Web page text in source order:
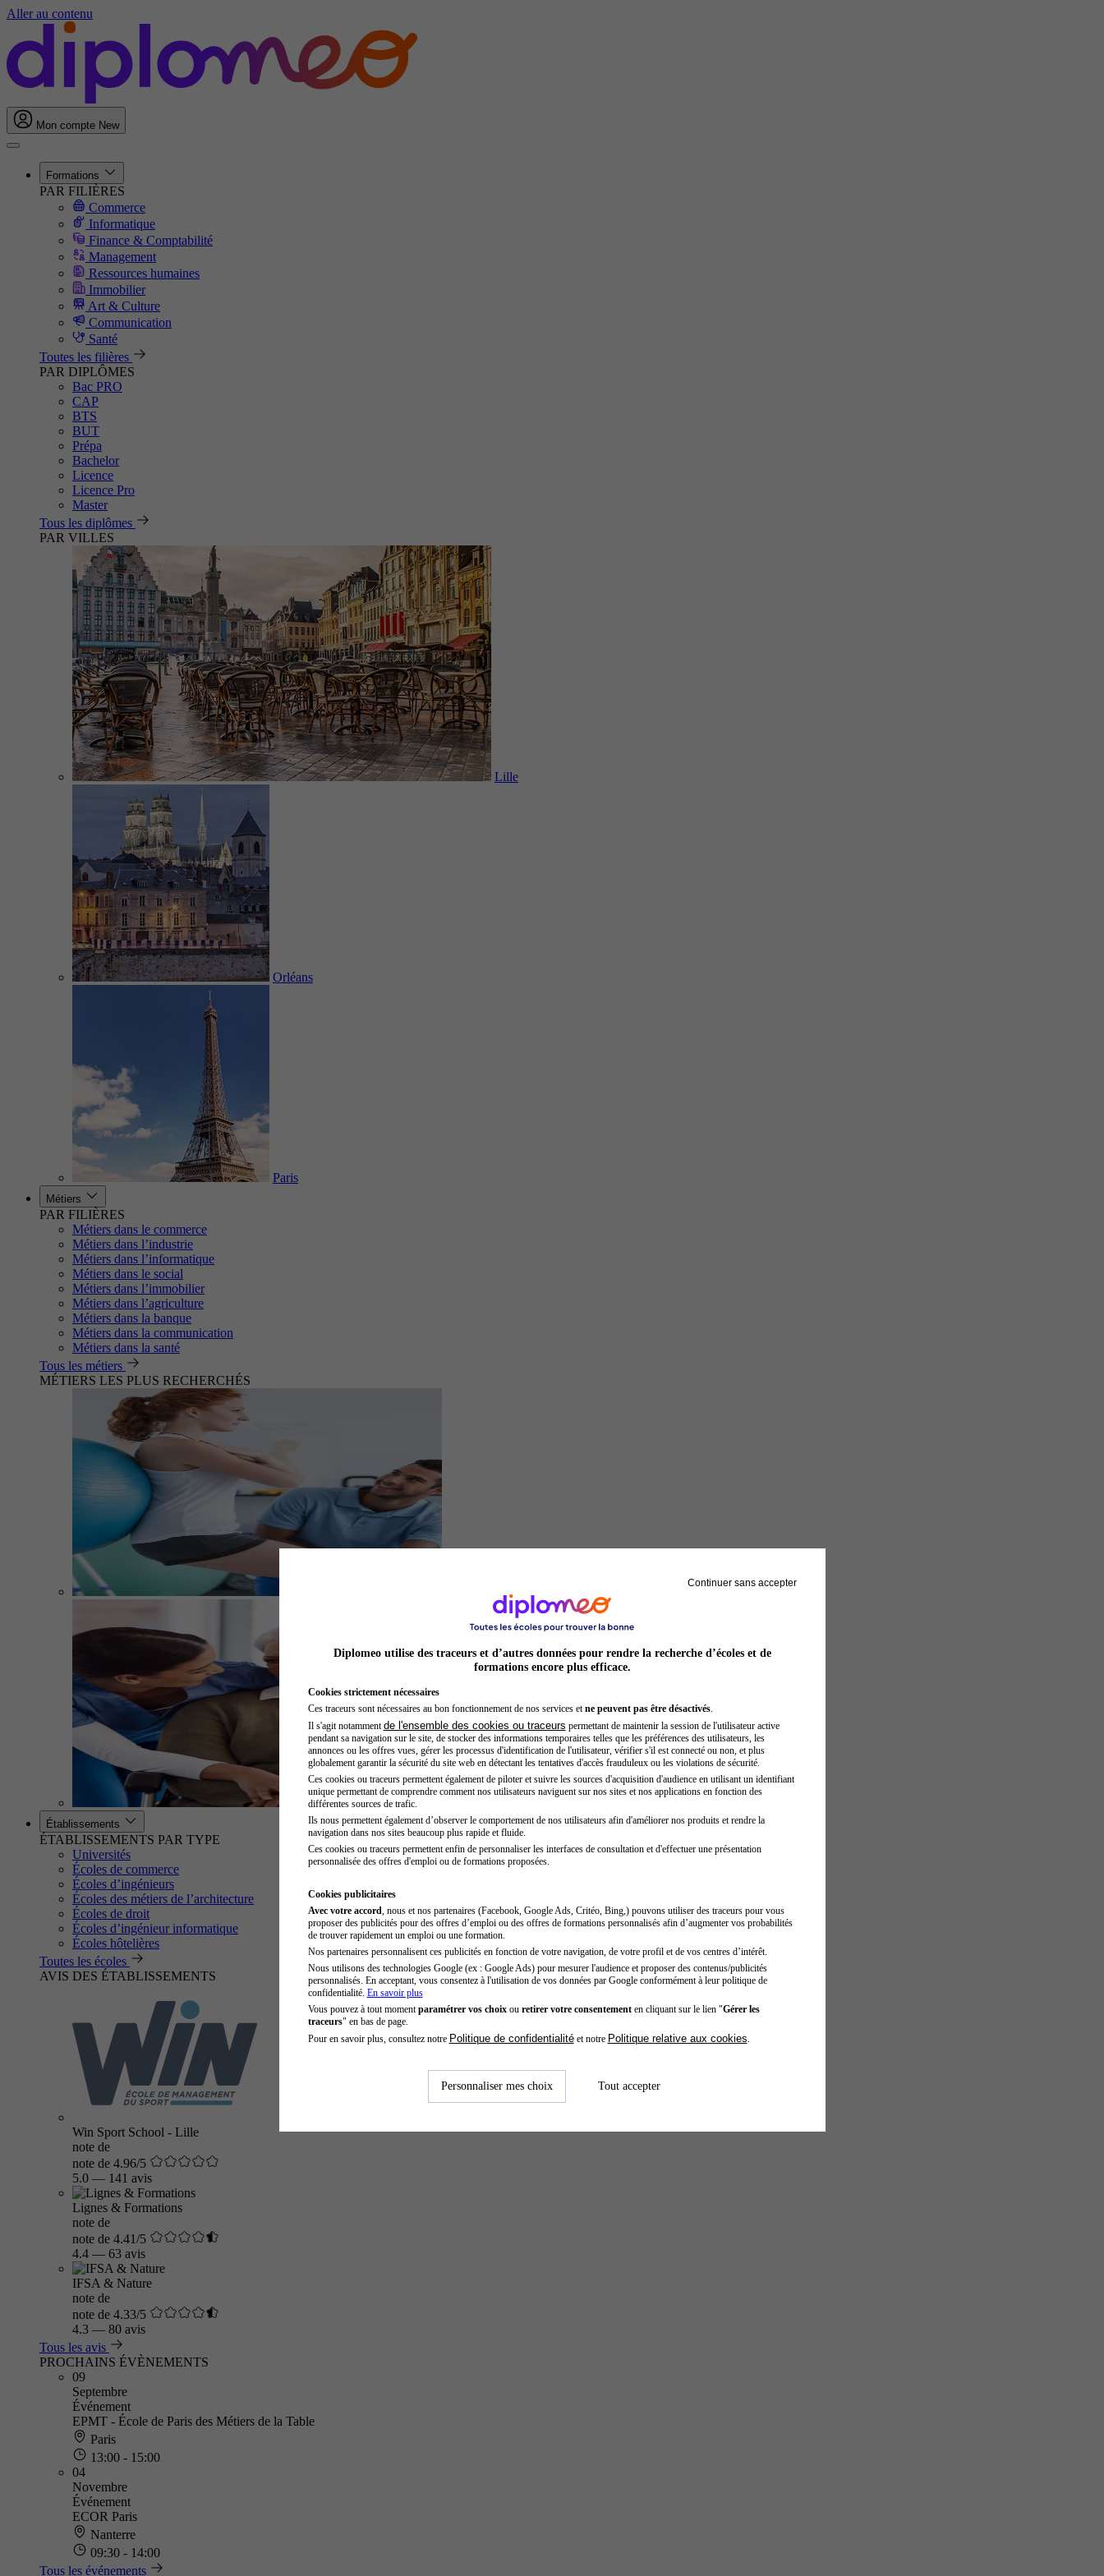
Aller au contenu
Mon compte New
Formations
PAR FILIÈRES
Commerce
Informatique
Finance & Comptabilité
Management
Ressources humaines
Immobilier
Art & Culture
Communication
Santé
Toutes les filières
PAR DIPLÔMES
Bac PRO
CAP
BTS
BUT
Prépa
Bachelor
Licence
Licence Pro
Master
Tous les diplômes
PAR VILLES
Lille
Orléans
Paris
Métiers
PAR FILIÈRES
Métiers dans le commerce
Métiers dans l’industrie
Métiers dans l’informatique
Métiers dans le social
Métiers dans l’immobilier
Métiers dans l’agriculture
Métiers dans la banque
Métiers dans la communication
Métiers dans la santé
Tous les métiers
MÉTIERS LES PLUS RECHERCHÉS
Kinésithérapeute sportif
Établissements
ÉTABLISSEMENTS PAR TYPE
Universités
Écoles de commerce
Écoles d’ingénieurs
Écoles des métiers de l’architecture
Écoles de droit
Écoles d’ingénieur informatique
Écoles hôtelières
Toutes les écoles
AVIS DES ÉTABLISSEMENTS
Win Sport School - Lille
note de
note de 4.96/5
5.0 — 141 avis
Lignes & Formations
note de
note de 4.41/5
4.4 — 63 avis
IFSA & Nature
note de
note de 4.33/5
4.3 — 80 avis
Tous les avis
PROCHAINS ÉVÈNEMENTS
09
Septembre
Événement
EPMT - École de Paris des Métiers de la Table
Paris
13:00 - 15:00
04
Novembre
Événement
ECOR Paris
Nanterre
09:30 - 14:00
Tous les événements
Continuer sans accepter
Diplomeo utilise des traceurs et d’autres données pour rendre la recherche d’écoles et de
formations encore plus efficace.
Cookies strictement nécessaires
Ces traceurs sont nécessaires au bon fonctionnement de nos services et ne peuvent pas être désactivés.
Il s'agit notamment de l'ensemble des cookies ou traceurs permettant de maintenir la session de l'utilisateur active
pendant sa navigation sur le site, de stocker des informations temporaires telles que les préférences des utilisateurs, les
annonces ou les offres vues, gérer les processus d'identification de l'utilisateur, vérifier s'il est connecté ou non, et plus
globalement garantir la sécurité du site web en détectant les tentatives d'accès frauduleux ou les violations de sécurité.
Ces cookies ou traceurs permettent également de piloter et suivre les sources d'acquisition d'audience en utilisant un identifiant
unique permettant de comprendre comment nos utilisateurs naviguent sur nos sites et nos applications en fonction des
différentes sources de trafic.
Ils nous permettent également d’observer le comportement de nos utilisateurs afin d'améliorer nos produits et rendre la
navigation dans nos sites beaucoup plus rapide et fluide.
Ces cookies ou traceurs permettent enfin de personnaliser les interfaces de consultation et d'effectuer une présentation
personnalisée des offres d'emploi ou de formations proposées.
Cookies publicitaires
Avec votre accord , nous et nos partenaires (Facebook, Google Ads, Critéo, Bing,) pouvons utiliser des traceurs pour vous
proposer des publicités pour des offres d’emploi ou des offres de formations personnalisés afin d’augmenter vos probabilités
de trouver rapidement un emploi ou une formation.
Nos partenaires personnalisent ces publicités en fonction de votre navigation, de votre profil et de vos centres d’intérêt.
Nous utilisons des technologies Google (ex : Google Ads) pour mesurer l'audience et proposer des contenus/publicités
personnalisés. En acceptant, vous consentez à l'utilisation de vos données par Google conformément à leur politique de
confidentialité. En savoir plus
Vous pouvez à tout moment paramétrer vos choixou retirer votre consentementen cliquant sur le lien "Gérer les
traceurs" en bas de page.
Pour en savoir plus, consultez notre Politique de confidentialitéet notre Politique relative aux cookies
Personnaliser mes choix Tout accepter